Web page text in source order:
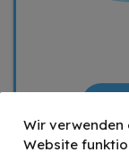
Wir verwenden
Website